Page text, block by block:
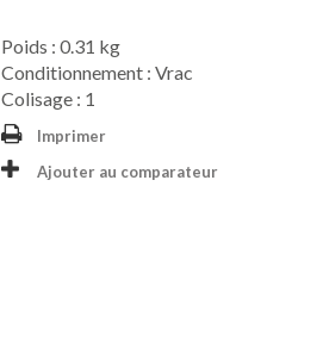
Poids : 0.31 kg
Conditionnement : Vrac
Colisage : 1
Imprimer
Ajouter au comparateur